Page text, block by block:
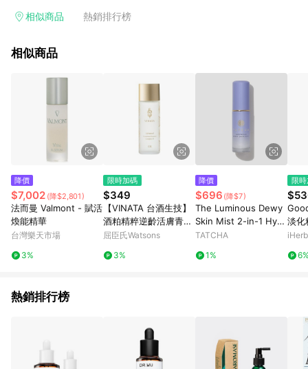
在點數回饋範圍內。 《3》如取消訂單、退貨、購物中登出
品、票券、訂閱方案、PChome儲值商品、企業專區/企業採購、
值點數、點數/禮物卡 [2025/2/16起適用] - 票券全品項
[2026/6/2起適用] 《5》回饋點數的計算將會排除【訂單活動折
扣 (含折價券折扣)】、【P幣扣抵】、【現金積點扣抵】及【訂單
運費】等金額。 《6》符合LINE POINTS回饋資格之訂單將於商
家訂單頁面標示「LINE回饋」，若無此標示則 不符合回饋LINE
POINTS點數資格亦不得使用點數紅包 。 《7》LINE購物設有
「單一商品最高回饋點數」機制 (特殊活動時開放「回饋無上
當下LINE購物所設定的回饋機制為準。 《8》LINE購物為購物資
訊整合性平台，商品資料更新會有時間差，如顯示之商品規格、
顏色、價位、贈品與PChome 24h購物銷售網頁不符，以銷售網
頁標示為準！
相似商品 熱銷排行榜
相似商品
降價
$7,002 (降$2,801)
法而曼 Valmont - 賦活
煥能精華
台灣樂天市場
3%
限時加碼
$349
【VINATA 台酒生技】
酒粕精粹逆齡活膚青春
露 (金) 120ml 公司貨
屈臣氏Watsons
3%
降價
$696 (降$7)
The Luminous Dewy
Skin Mist 2-in-1 Hydr
ator & Finishing Spra
Mist Japanese Skinc
TATCHA
1%
限
淡化
司
iHerb
熱銷排行榜